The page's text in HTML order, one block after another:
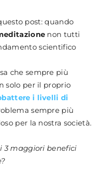
post: quando
non tutti
scientifico
che sempre più
solo per il proprio
i livelli di
sempre più
per la nostra società.
3 maggiori benefici